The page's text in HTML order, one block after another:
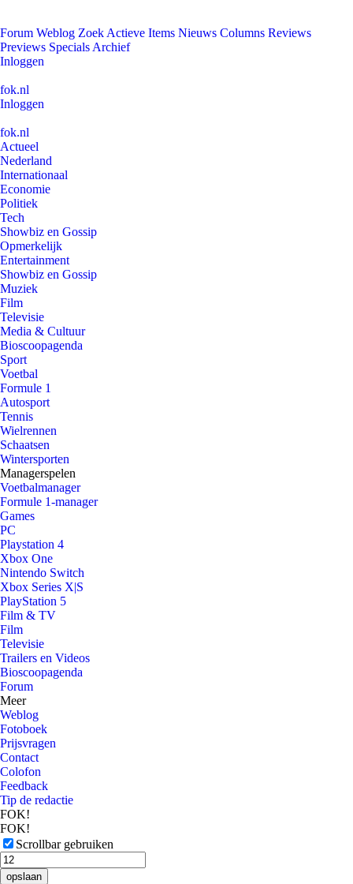
Forum Weblog Zoek Actieve Items Nieuws Columns Reviews
Previews Specials Archief
Inloggen
fok.nl
Inloggen
fok.nl
Actueel
Nederland
Internationaal
Economie
Politiek
Tech
Showbiz en Gossip
Opmerkelijk
Entertainment
Showbiz en Gossip
Muziek
Film
Televisie
Media & Cultuur
Bioscoopagenda
Sport
Voetbal
Formule 1
Autosport
Tennis
Wielrennen
Schaatsen
Wintersporten
Managerspelen
Voetbalmanager
Formule 1-manager
Games
PC
Playstation 4
Xbox One
Nintendo Switch
Xbox Series X|S
PlayStation 5
Film & TV
Film
Televisie
Trailers en Videos
Bioscoopagenda
Forum
Meer
Weblog
Fotoboek
Prijsvragen
Contact
Colofon
Feedback
Tip de redactie
FOK!
FOK!
Scrollbar gebruiken
opslaan